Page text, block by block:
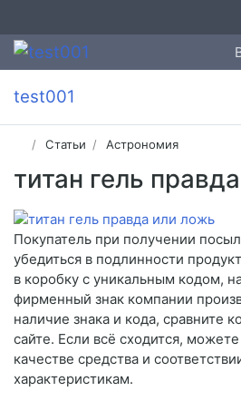
test001
Статьи Астрономия
титан гель
Покупатель при получении
убедиться в подлинности
в коробку с уникальным кодом,
фирменный знак компании
наличие знака и кода, сравните
сайте. Если всё сходится,
качестве средства и
характеристикам.